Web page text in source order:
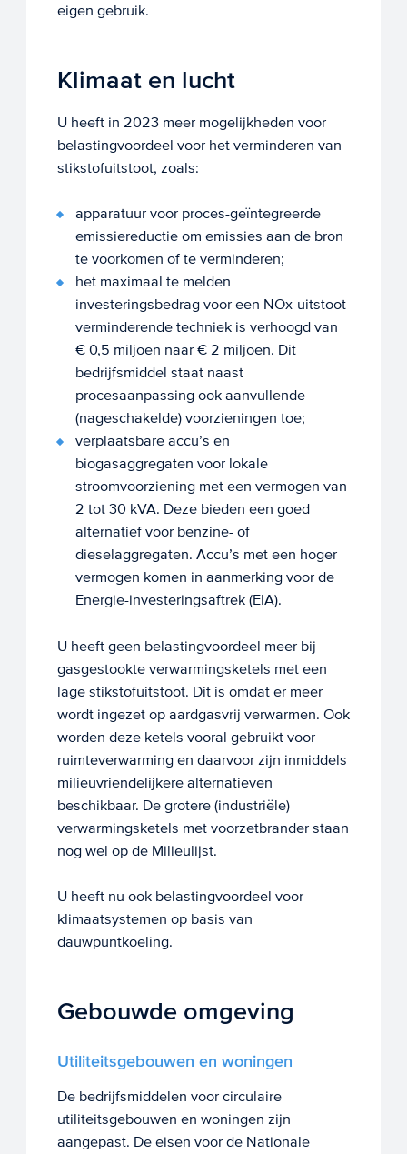
eigen gebruik.
Klimaat en lucht
U heeft in 2023 meer mogelijkheden voor
belastingvoordeel voor het verminderen van
stikstofuitstoot, zoals:
apparatuur voor proces-geïntegreerde
emissiereductie om emissies aan de bron
te voorkomen of te verminderen;
het maximaal te melden
investeringsbedrag voor een NOx-uitstoot
verminderende techniek is verhoogd van
€ 0,5 miljoen naar € 2 miljoen. Dit
bedrijfsmiddel staat naast
procesaanpassing ook aanvullende
(nageschakelde) voorzieningen toe;
verplaatsbare accu’s en
biogasaggregaten voor lokale
stroomvoorziening met een vermogen van
2 tot 30 kVA. Deze bieden een goed
alternatief voor benzine- of
dieselaggregaten. Accu’s met een hoger
vermogen komen in aanmerking voor de
Energie-investeringsaftrek (EIA).
U heeft geen belastingvoordeel meer bij
gasgestookte verwarmingsketels met een
lage stikstofuitstoot. Dit is omdat er meer
wordt ingezet op aardgasvrij verwarmen. Ook
worden deze ketels vooral gebruikt voor
ruimteverwarming en daarvoor zijn inmiddels
milieuvriendelijkere alternatieven
beschikbaar. De grotere (industriële)
verwarmingsketels met voorzetbrander staan
nog wel op de Milieulijst.
U heeft nu ook belastingvoordeel voor
klimaatsystemen op basis van
dauwpuntkoeling.
Gebouwde omgeving
Utiliteitsgebouwen en woningen
De bedrijfsmiddelen voor circulaire
utiliteitsgebouwen en woningen zijn
aangepast. De eisen voor de Nationale